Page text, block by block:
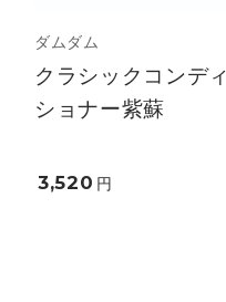
ダムダム
クラシックコンディ
ショナー紫蘇
3,520 円